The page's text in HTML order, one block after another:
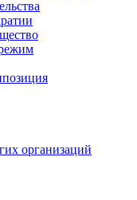
организаций